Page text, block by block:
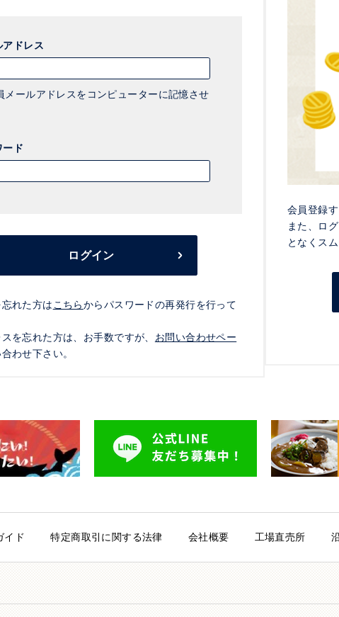
アドレス
メールアドレスをコンピューターに記憶させ
ード
ログイン
れた方は こちらからパスワードの再発行を行って
を忘れた方は、お手数ですが、 お問い合わせペー
わせ下さい。
会員登録
また、ロ
となくス
イド 特定商取引に関する法律 会社概要 工場直売所